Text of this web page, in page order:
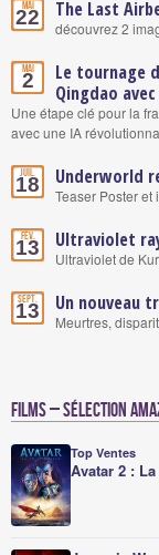
Mai
22 The Last
découvrez 2
Mai
2
Le tournage
Qingdao
Une étape clé pour la
avec une IA
Juil.
18 Underworld
Teaser Poster et
Fév.
13 Ultraviolet
Ultraviolet de
Sept.
13 Un nouveau
Meurtres,
Films – Sélection
Top Ventes
Avatar 2 :